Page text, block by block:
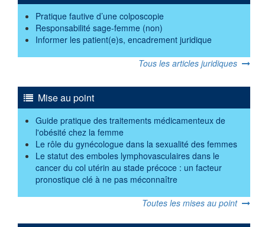
Pratique fautive d’une colposcopie
Responsabilité sage-femme (non)
Informer les patient(e)s, encadrement juridique
Tous les articles juridiques
Mise au point
Guide pratique des traitements médicamenteux de
l'obésité chez la femme
Le rôle du gynécologue dans la sexualité des femmes
Le statut des emboles lymphovasculaires dans le
cancer du col utérin au stade précoce : un facteur
pronostique clé à ne pas méconnaître
Toutes les mises au point